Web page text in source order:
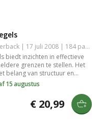
Nederlands | Paperback | 17 juli 2008 | 184 pagina's | 9789023922698
biedt inzichten in effectieve
grenzen te stellen. Het
belang van structuur en
kinderen veilig kunnen
tips en voorbeelden
vindt tussen
bijdraagt aan een positieve
15 augustus
€ 20,99